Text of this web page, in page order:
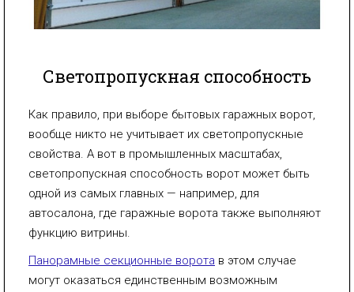
Светопропускная способность
Как правило, при выборе бытовых гаражных ворот,
вообще никто не учитывает их светопропускные
свойства. А вот в промышленных масштабах,
светопропускная способность ворот может быть
одной из самых главных — например, для
автосалона, где гаражные ворота также выполняют
функцию витрины.
Панорамные секционные ворота в этом случае
могут оказаться единственным возможным